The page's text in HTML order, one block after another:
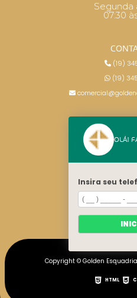
Segunda
07:30
(19)
(19)
MAPA
Copyright © Golden
HTML
OLÁ!
Insira seu